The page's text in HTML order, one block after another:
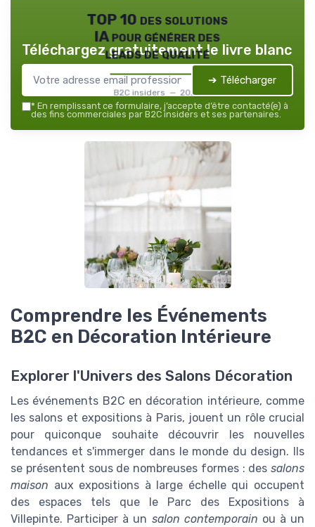
TOP 10 des solutions
IA pour générer des
leads de qualité
B2C insiders — 2026
Téléchargez gratuitement le livre blanc
➔ Télécharger
* En remplissant ce formulaire, j’accepte d’être contacté(e) à
des fins commerciales par B2C insiders et ses partenaires.
Comprendre les Événements
B2C en Décoration Intérieure
Explorer l'Univers des Salons Décoration
Les événements B2C en décoration intérieure, comme
les salons et expositions à Paris, jouent un rôle crucial
pour quiconque souhaite découvrir les nouvelles
tendances et s'immerger dans le monde du design. Ils
se présentent sous de nombreuses formes : des salons
maison aux expositions à large échelle qui occupent
des espaces tels que le Parc des Expositions à
Villepinte. Participer à un salon contemporain ou à un